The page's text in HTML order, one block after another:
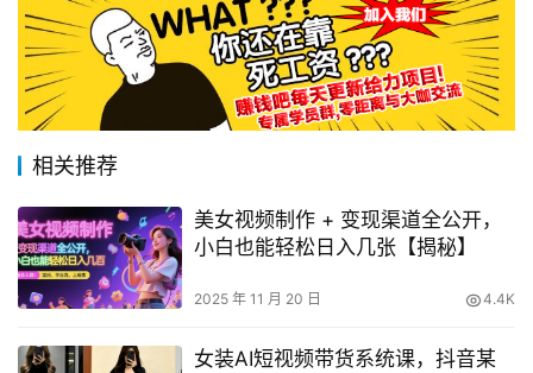
相关推荐
美女视频制作 + 变现渠道全公开，
小白也能轻松日入几张【揭秘】
2025 年 11 月 20 日 4.4K
女装AI短视频带货系统课，抖音某